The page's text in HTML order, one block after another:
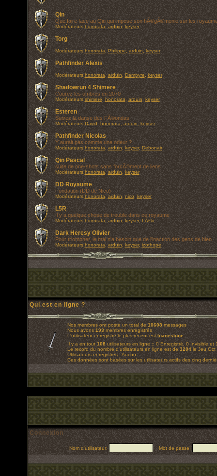
Qin
Que faire face au Qin qui impose son hÃ©gÃ©monie sur les
Modérateurs honorata ,arduin ,keyser
Torg
Modérateurs honorata ,Philippe arduin,keyser
Pathfinder Alexis
Modérateurs honorata ,arduin ,Dampyre, keyser
Shadowrun 4 Shimere
Courez les ombres en 2070
Modérateurs shimere,honorata, arduin,keyser
Esteren
Suivez la danse des FÃ©ondas
Modérateurs David honorata arduin keyser
Pathfinder Nicolas
Y aurait pas comme une odeur ?
Modérateurs honorata ,arduin ,keyser,Debonair
Qin Pascal
suite de one-shots sans forcÃ©ment de liens
Modérateurs honorata ,arduin ,keyser
DD Royaume
Fondation (DD de Nico)
Modérateurs honorata ,arduin ,nico ,keyser
L5R
Il y a quelque chose de trouble dans ce royaume
Modérateurs honorata ,arduin ,keyser,LÃ©o
Dark Heresy Olivier
Pour triompher, le mal n'a besoin que de l'inaction des gens de bien
Modérateurs honorata ,arduin ,keyser,izothope
Qui est en ligne ?
Nos membres ont posté un total de10608messages
Nous avons193membres enregistrés
L'utilisateur enregistré le plus récent est loaneslone
Il y a en tout108utilisateurs en ligne :: 0 Enregistré, 0 Invisible
Le record du nombre d'utilisateurs en ligne est de3204le Jeu Oct
Utilisateurs enregistrés : Aucun
Ces données sont basées sur les utilisateurs actifs des cinq
Connexion
Nom d'utilisateur: Mot de passe: